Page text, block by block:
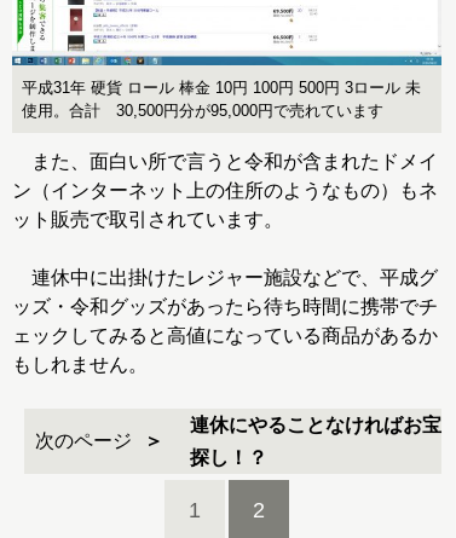
平成31年 硬貨 ロール 棒金 10円 100円 500円 3ロール 未
使用。合計 30,500円分が95,000円で売れています
また、面白い所で言うと令和が含まれたドメイ
ン（インターネット上の住所のようなもの）もネ
ット販売で取引されています。
連休中に出掛けたレジャー施設などで、平成グ
ッズ・令和グッズがあったら待ち時間に携帯でチ
ェックしてみると高値になっている商品があるか
もしれません。
次のページ
連休にやることなければお宝
探し！？
1 2